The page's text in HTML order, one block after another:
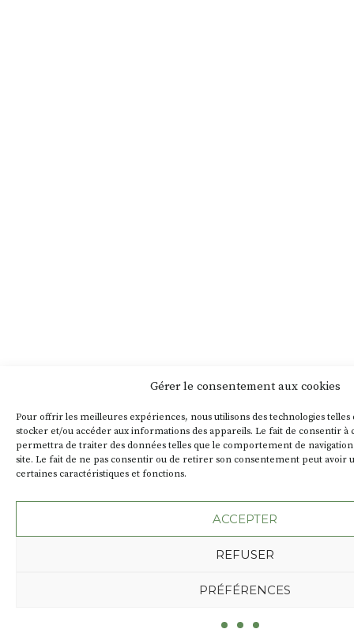
Gérer le consentement aux cookies
Pour offrir les meilleures expériences, nous utilisons des technologies telles
stocker et/ou accéder aux informations des appareils. Le fait de consentir à
permettra de traiter des données telles que le comportement de
site. Le fait de ne pas consentir ou de retirer son consentement peut avoir
certaines caractéristiques et fonctions.
ACCEPTER
REFUSER
PRÉFÉRENCES